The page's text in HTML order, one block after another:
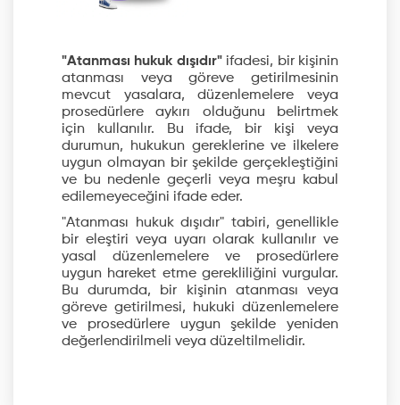
"Atanması hukuk dışıdır"ifadesi, bir kişinin
atanması veya göreve getirilmesinin
mevcut yasalara, düzenlemelere veya
prosedürlere aykırı olduğunu belirtmek
için kullanılır. Bu ifade, bir kişi veya
durumun, hukukun gereklerine ve ilkelere
uygun olmayan bir şekilde gerçekleştiğini
ve bu nedenle geçerli veya meşru kabul
edilemeyeceğini ifade eder.
"Atanması hukuk dışıdır" tabiri, genellikle
bir eleştiri veya uyarı olarak kullanılır ve
yasal düzenlemelere ve prosedürlere
uygun hareket etme gerekliliğini vurgular.
Bu durumda, bir kişinin atanması veya
göreve getirilmesi, hukuki düzenlemelere
ve prosedürlere uygun şekilde yeniden
değerlendirilmeli veya düzeltilmelidir.